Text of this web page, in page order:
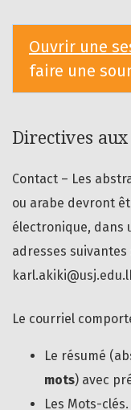
Ouvrir une
faire une
Directives
Contact – Les
ou arabe devront
électronique, dans
adresses
Le courriel
Le résumé
mots) avec
Les Mots-clés.